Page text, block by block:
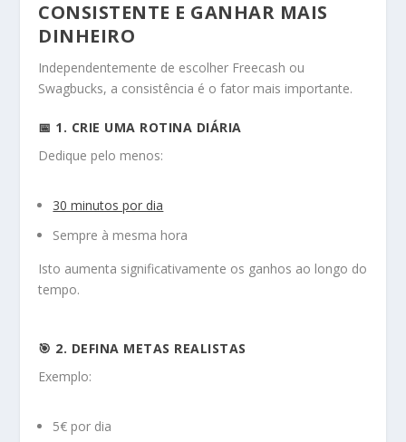
CONSISTENTE E GANHAR MAIS
DINHEIRO
Independentemente de escolher Freecash ou
Swagbucks, a consistência é o fator mais importante.
📅 1. CRIE UMA ROTINA DIÁRIA
Dedique pelo menos:
30 minutos por dia
Sempre à mesma hora
Isto aumenta significativamente os ganhos ao longo do
tempo.
🎯 2. DEFINA METAS REALISTAS
Exemplo:
5€ por dia